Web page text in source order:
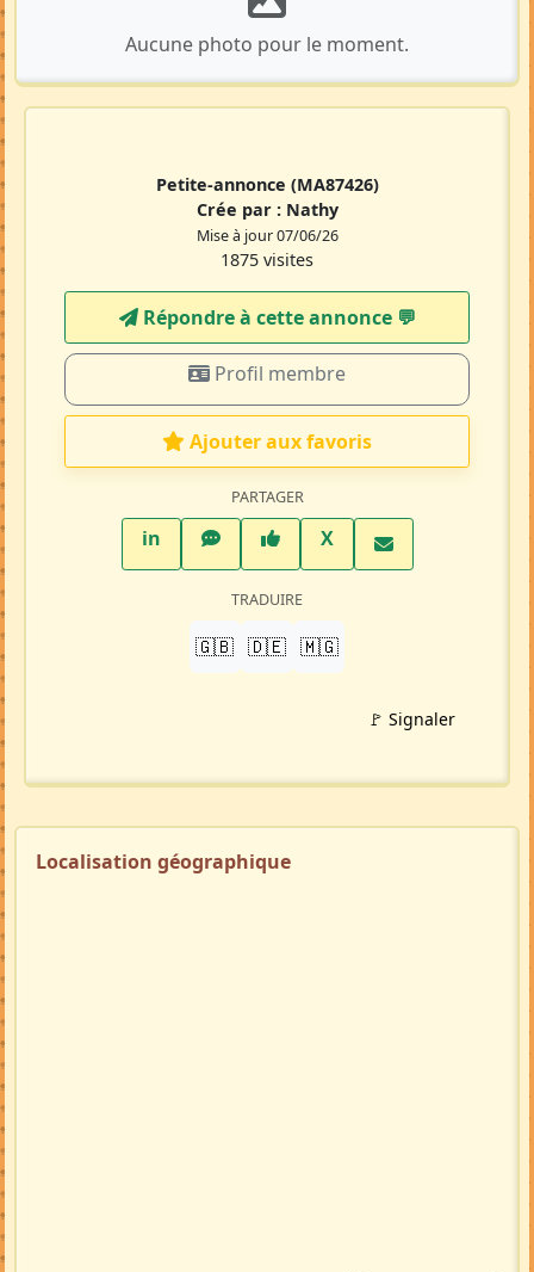
Aucune photo pour le moment.
Petite-annonce (MA87426)
Crée par : Nathy
Mise à jour 07/06/26
1875 visites
Répondre à cette annonce 💬​
Profil membre
Ajouter aux favoris
PARTAGER
inLinkedInWhatsAppFacebook
XTwitter X
TRADUIRE
🇬🇧 🇩🇪 🇲🇬
🚩 Signaler
Localisation géographique